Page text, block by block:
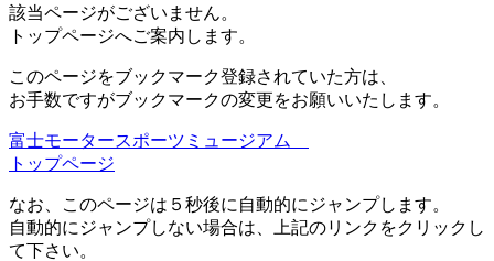
該当ページがございません。
トップページへご案内します。
このページをブックマーク登録されていた方は、
お手数ですがブックマークの変更をお願いいたします。
富士モータースポーツミュージアム
トップページ
なお、このページは５秒後に自動的にジャンプします。
自動的にジャンプしない場合は、上記のリンクをクリックし
て下さい。